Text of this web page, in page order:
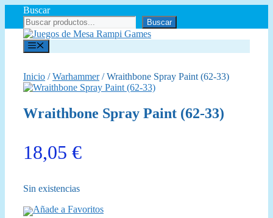
Saltar
contenido
Buscar
Buscar
Menú
Inicio /Warhammer/ Wraithbone Spray Paint (62-33)
Wraithbone Spray Paint (62-33)
18,05 €
Sin existencias
Añade a Favoritos